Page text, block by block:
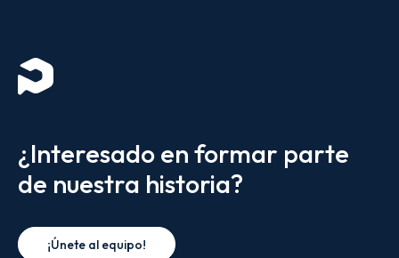
¿Interesado en formar parte
de nuestra historia?
¡Únete al equipo!